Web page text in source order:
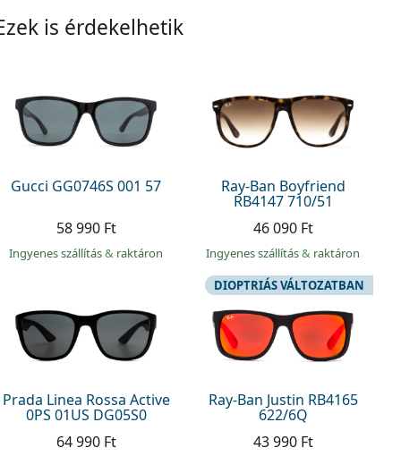
is érdekelhetik
Gucci GG0746S 001 57
58 990 Ft
Ingyenes szállítás& raktáron
Ray-Ban Boyfriend
RB4147 710/51
46 090 Ft
Ingyenes szállítás& raktáron
Prada Linea Rossa Active
0PS 01US DG05S0
64 990 Ft
Ray-Ban Justin RB4165
622/6Q
DIOPTRIÁS VÁLTOZATBAN
43 990 Ft